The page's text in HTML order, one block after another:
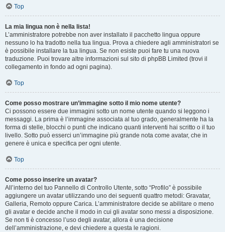
Top
La mia lingua non è nella lista!
L’amministratore potrebbe non aver installato il pacchetto lingua oppure
nessuno lo ha tradotto nella tua lingua. Prova a chiedere agli amministratori se
è possibile installare la tua lingua. Se non esiste puoi fare tu una nuova
traduzione. Puoi trovare altre informazioni sul sito di phpBB Limited (trovi il
collegamento in fondo ad ogni pagina).
Top
Come posso mostrare un’immagine sotto il mio nome utente?
Ci possono essere due immagini sotto un nome utente quando si leggono i
messaggi. La prima è l’immagine associata al tuo grado, generalmente ha la
forma di stelle, blocchi o punti che indicano quanti interventi hai scritto o il tuo
livello. Sotto può esserci un’immagine più grande nota come avatar, che in
genere è unica e specifica per ogni utente.
Top
Come posso inserire un avatar?
All’interno del tuo Pannello di Controllo Utente, sotto “Profilo” è possibile
aggiungere un avatar utilizzando uno dei seguenti quattro metodi: Gravatar,
Galleria, Remoto oppure Carica. L’amministratore decide se abilitare o meno
gli avatar e decide anche il modo in cui gli avatar sono messi a disposizione.
Se non ti è concesso l’uso degli avatar, allora è una decisione
dell’amministrazione, e devi chiedere a questa le ragioni.